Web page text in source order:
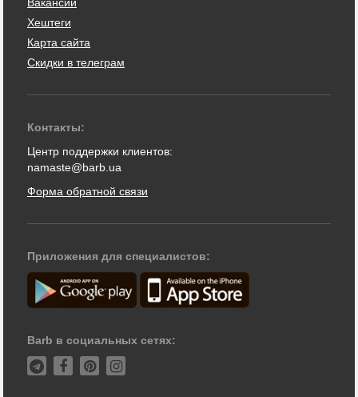
Хештеги
Карта сайта
Скидки в телеграм
Контакты:
Центр поддержки клиентов:
namaste@barb.ua
Форма обратной связи
Приложения для специалистов:
Barb в социальных сетях: